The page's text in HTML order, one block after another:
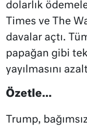
dolarlık
Times ve The
davalar açtı.
papağan gibi
yayılmasını
Özetle…
Trump,